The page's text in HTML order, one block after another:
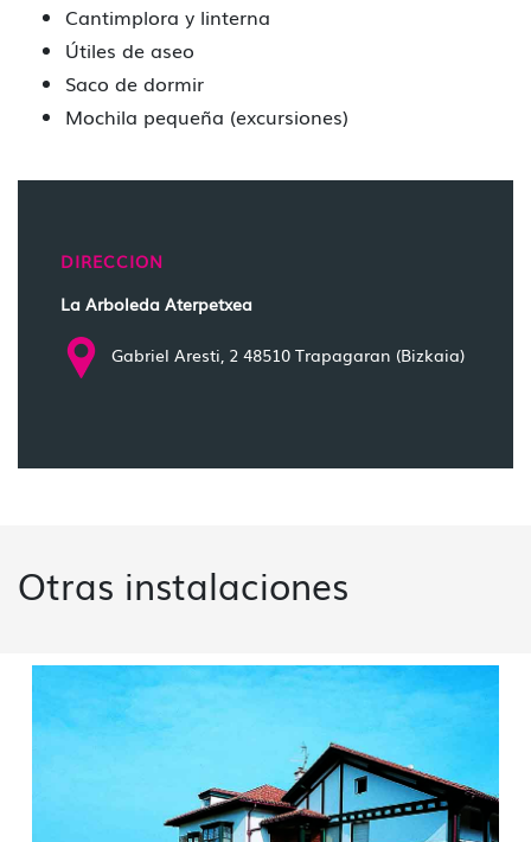
Cantimplora y linterna
Útiles de aseo
Saco de dormir
Mochila pequeña (excursiones)
DIRECCION
La Arboleda Aterpetxea
Gabriel Aresti, 2 48510 Trapagaran (Bizkaia)
Otras instalaciones